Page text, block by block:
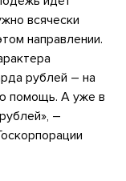
всячески
направлении.
рублей – на
помощь. А уже в
–